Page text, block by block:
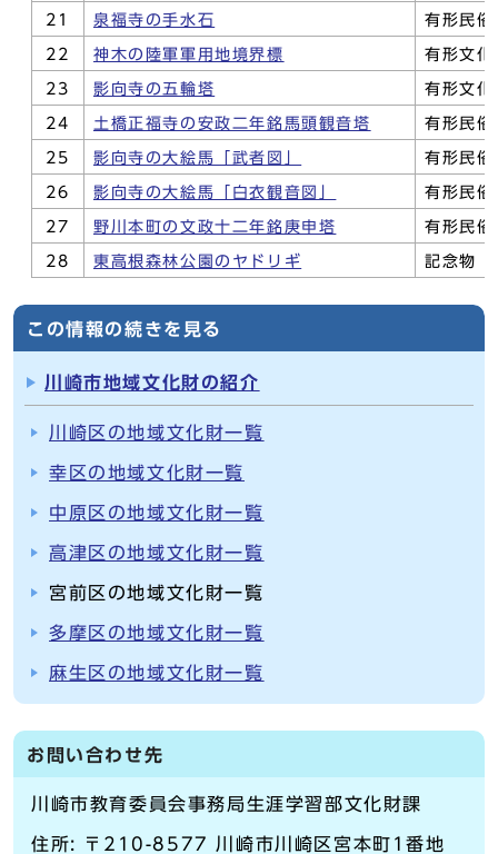
21 泉福寺の手水石 有形民俗
22 神木の陸軍軍用地境界標 有形文化
23 影向寺の五輪塔 有形文化
24 土橋正福寺の安政二年銘馬頭観音塔 有形民俗
25 影向寺の大絵馬「武者図」 有形民俗
26 影向寺の大絵馬「白衣観音図」 有形民俗
27 野川本町の文政十二年銘庚申塔 有形民俗
28 東高根森林公園のヤドリギ 記念物（
この情報の続きを見る
川崎市地域文化財の紹介
川崎区の地域文化財一覧
幸区の地域文化財一覧
中原区の地域文化財一覧
高津区の地域文化財一覧
宮前区の地域文化財一覧
多摩区の地域文化財一覧
麻生区の地域文化財一覧
お問い合わせ先
川崎市教育委員会事務局生涯学習部文化財課
住所: 〒210-8577 川崎市川崎区宮本町1番地